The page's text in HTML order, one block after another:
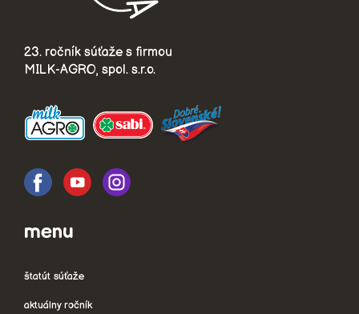
23. ročník súťaže s firmou
MILK-AGRO, spol. s.r.o.
menu
štatút súťaže
aktuálny ročník